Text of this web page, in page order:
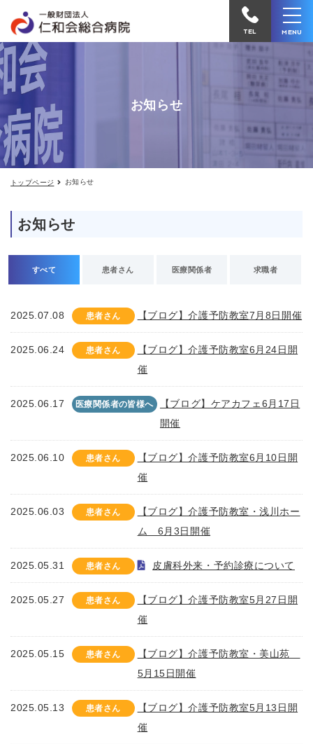
せ
病
院
電
TEL MENU
お知らせ
トップページ お知らせ
お知らせ
すべて 患者さん 医療関係者 求職者
2025.07.08 患者さん 【ブログ】介護予防教室7月8日開催
2025.06.24 患者さん
【ブログ】介護予防教室6月24日開
催
2025.06.17 医療関係者の皆様へ
【ブログ】ケアカフェ6月17日
開催
2025.06.10 患者さん
【ブログ】介護予防教室6月10日開
催
2025.06.03 患者さん
【ブログ】介護予防教室・浅川ホー
ム 6月3日開催
2025.05.31 患者さん 皮膚科外来・予約診療について
2025.05.27 患者さん
【ブログ】介護予防教室5月27日開
催
2025.05.15 患者さん
【ブログ】介護予防教室・美山苑
5月15日開催
2025.05.13 患者さん
【ブログ】介護予防教室5月13日開
催